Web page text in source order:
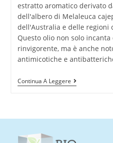
estratto aromatico derivato
dell'albero di Melaleuca
dell'Australia e delle regioni
Questo olio non solo
rinvigorente, ma è anche
antimicotiche e
Continua A Leggere